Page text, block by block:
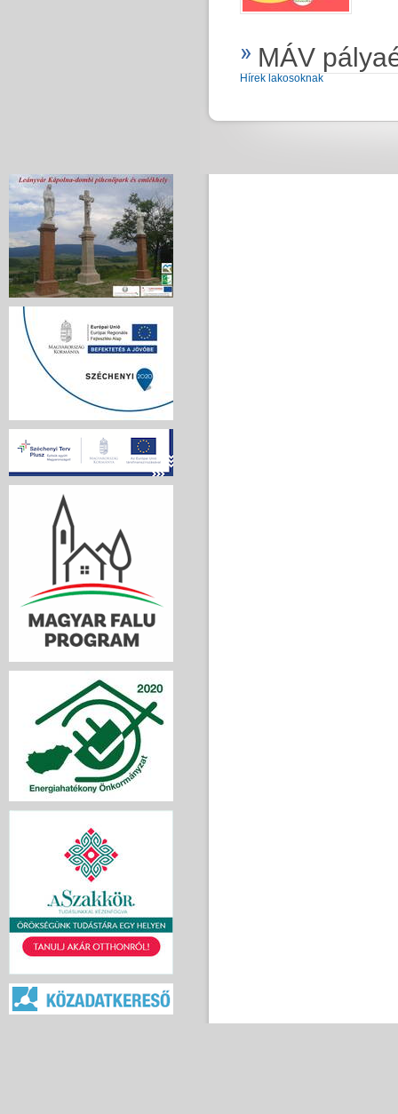
MÁV
Hírek lakosoknak